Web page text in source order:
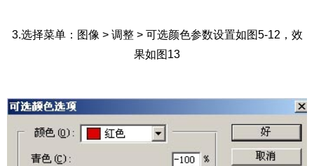
3.选择菜单：图像 > 调整 > 可选颜色参数设置如图5-12，效
果如图13